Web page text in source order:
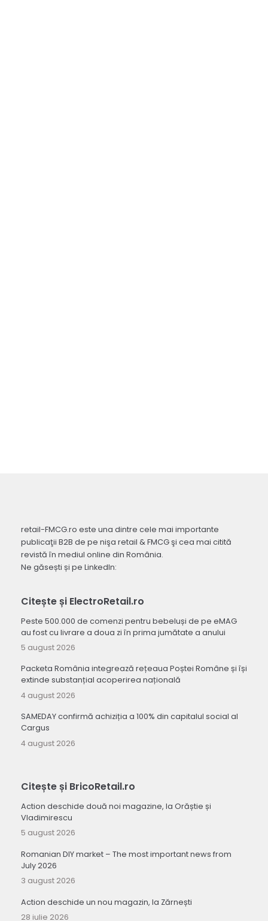
retail-FMCG.ro este una dintre cele mai importante
publicaţii B2B de pe nişa retail & FMCG şi cea mai citită
revistă în mediul online din România.
Ne găsești și pe LinkedIn:
Citește și ElectroRetail.ro
Peste 500.000 de comenzi pentru bebeluși de pe eMAG
au fost cu livrare a doua zi în prima jumătate a anului
5 august 2026
Packeta România integrează rețeaua Poștei Române și își
extinde substanțial acoperirea națională
4 august 2026
SAMEDAY confirmă achiziția a 100% din capitalul social al
Cargus
4 august 2026
Citește și BricoRetail.ro
Action deschide două noi magazine, la Orăștie și
Vladimirescu
5 august 2026
Romanian DIY market – The most important news from
July 2026
3 august 2026
Action deschide un nou magazin, la Zărnești
28 iulie 2026